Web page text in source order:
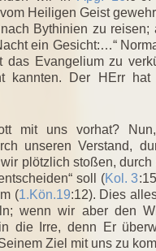
Heiligen Geist
Bythinien zu
ein Gesicht:…“
Evangelium zu
Der HErr
mit uns vorhat?
unseren Verstand,
plötzlich stoßen,
soll (Kol. 3
(1.Kön.19:12). Dies
wenn wir aber den
die Irre, denn Er
Ziel mit uns zu